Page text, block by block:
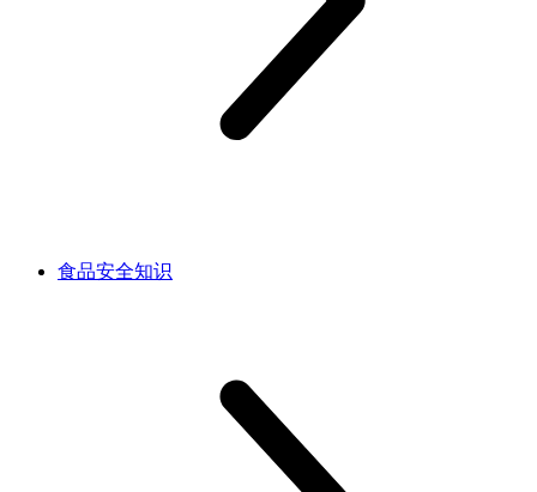
食品安全知识